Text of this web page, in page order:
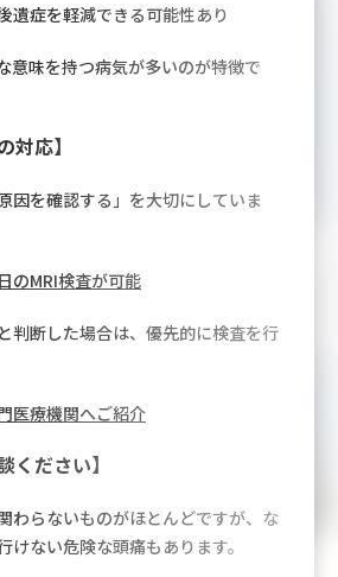
症を軽減できる可能性あり
意味を持つ病気が多いのが特徴で
対応】
因を確認する」を大切にしていま
のMRI検査が可能
判断した場合は、優先的に検査を行
医療機関へご紹介
ください】
わらないものがほとんどですが、な
けない危険な頭痛もあります。